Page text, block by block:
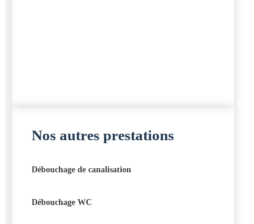
Nos autres prestations
Débouchage de canalisation
Débouchage WC